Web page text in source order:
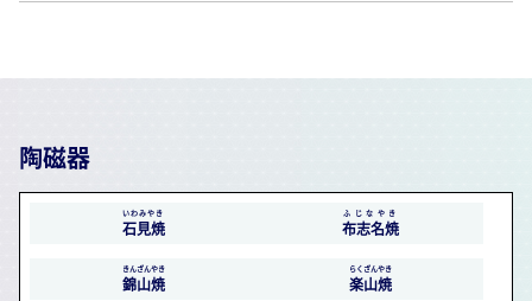
陶磁器
石見焼
いわみやき
布志名焼
ふじなやき
錦山焼
きんざんやき
楽山焼
らくざんやき